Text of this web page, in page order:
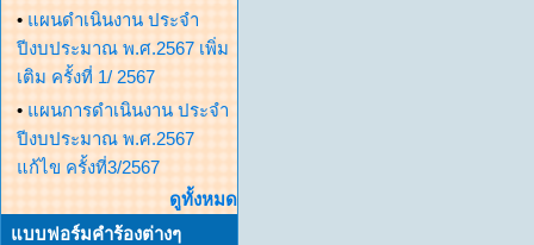
• แผนดำเนินงาน ประจำ
ปีงบประมาณ พ.ศ.2567 เพิ่ม
เติม ครั้งที่ 1/ 2567
• แผนการดำเนินงาน ประจำ
ปีงบประมาณ พ.ศ.2567
แก้ไข ครั้งที่3/2567
ดูทั้งหมด
แบบฟอร์มคำร้องต่างๆ